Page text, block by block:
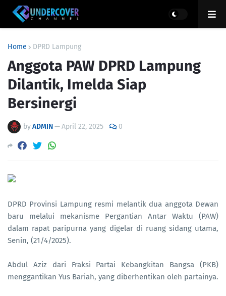
Home DPRD Lampung
Anggota PAW DPRD Lampung
Dilantik, Imelda Siap
Bersinergi
byADMIN—April 22, 2025 0
DPRD Provinsi Lampung resmi melantik dua anggota Dewan
baru melalui mekanisme Pergantian Antar Waktu (PAW)
dalam rapat paripurna yang digelar di ruang sidang utama,
Senin, (21/4/2025).
Abdul Aziz dari Fraksi Partai Kebangkitan Bangsa (PKB)
menggantikan Yus Bariah, yang diberhentikan oleh partainya.